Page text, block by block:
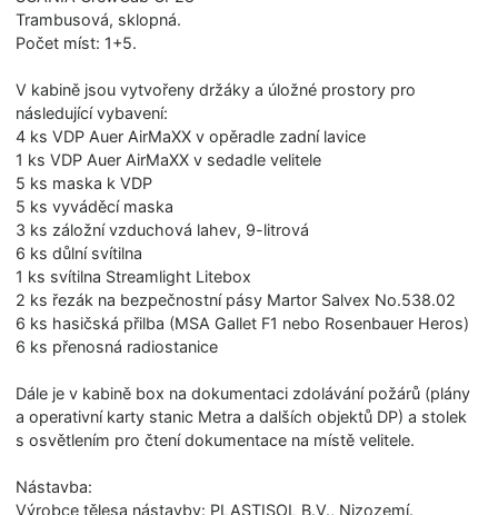
Trambusová, sklopná.
Počet míst: 1+5.
V kabině jsou vytvořeny držáky a úložné prostory pro
následující vybavení:
4 ks VDP Auer AirMaXX v opěradle zadní lavice
1 ks VDP Auer AirMaXX v sedadle velitele
5 ks maska k VDP
5 ks vyváděcí maska
3 ks záložní vzduchová lahev, 9-litrová
6 ks důlní svítilna
1 ks svítilna Streamlight Litebox
2 ks řezák na bezpečnostní pásy Martor Salvex No.538.02
6 ks hasičská přilba (MSA Gallet F1 nebo Rosenbauer Heros)
6 ks přenosná radiostanice
Dále je v kabině box na dokumentaci zdolávání požárů (plány
a operativní karty stanic Metra a dalších objektů DP) a stolek
s osvětlením pro čtení dokumentace na místě velitele.
Nástavba:
Výrobce tělesa nástavby: PLASTISOL B.V., Nizozemí.